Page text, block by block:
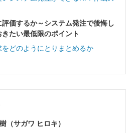
価するか～システム発注で後悔し
たい最低限のポイント
どのようにとりまとめるか
（サガワ ヒロキ）